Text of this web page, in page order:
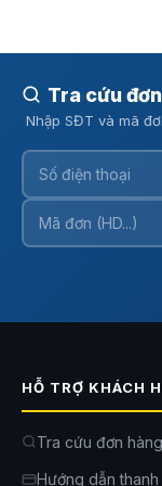
cho phòng ngủ hoặc
Tra cứu
Nhập SĐT và mã
HỖ TRỢ KHÁCH
Tra cứu đơn
Hướng dẫn thanh